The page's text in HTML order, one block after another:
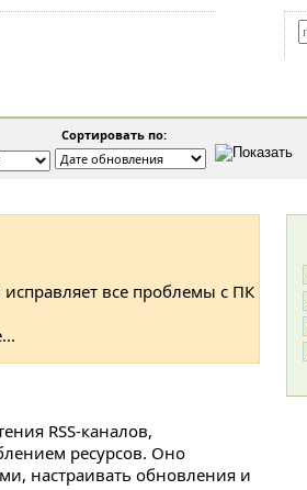
Сортировать по:
исправляет все проблемы с ПК
RSS-каналов,
ресурсов. Оно
настраивать обновления и